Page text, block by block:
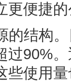
更便捷
的结构
过90%
些使用